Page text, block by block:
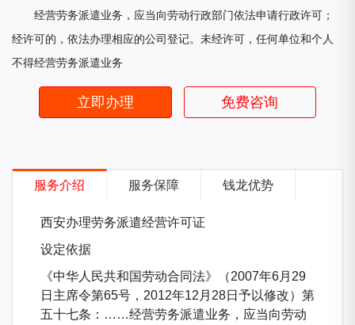
经营劳务派遣业务，应当向劳动行政部门依法申请行政许可；
经许可的，依法办理相应的公司登记。未经许可，任何单位和个人
不得经营劳务派遣业务
立即办理 免费咨询
服务介绍 服务保障 钱龙优势
西安办理劳务派遣经营许可证
设定依据
《中华人民共和国劳动合同法》（2007年6月29
日主席令第65号，2012年12月28日予以修改）第
五十七条：……经营劳务派遣业务，应当向劳动